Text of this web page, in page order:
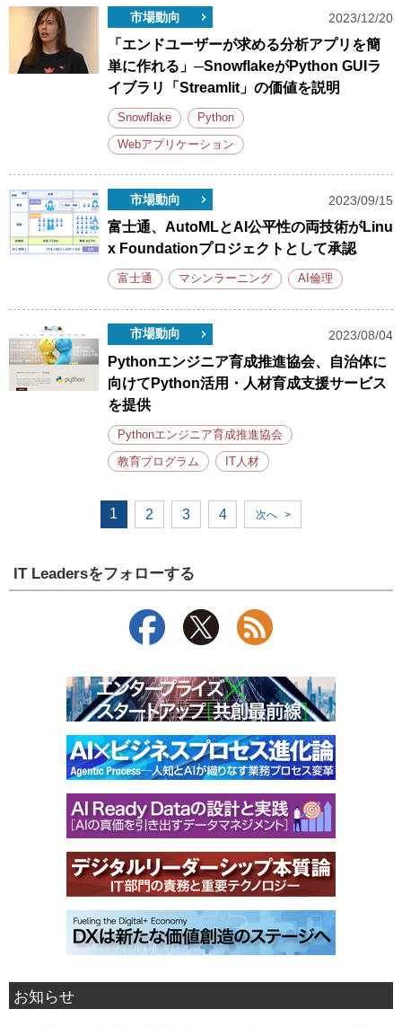
市場動向 2023/12/20
「エンドユーザーが求める分析アプリを簡
単に作れる」─SnowflakeがPython GUIラ
イブラリ「Streamlit」の価値を説明
Snowflake Python
Webアプリケーション
市場動向 2023/09/15
富士通、AutoMLとAI公平性の両技術がLinu
x Foundationプロジェクトとして承認
富士通 マシンラーニング AI倫理
市場動向 2023/08/04
Pythonエンジニア育成推進協会、自治体に
向けてPython活用・人材育成支援サービス
を提供
Pythonエンジニア育成推進協会
教育プログラム IT人材
1 2 3 4 次へ >
IT Leadersをフォローする
お知らせ